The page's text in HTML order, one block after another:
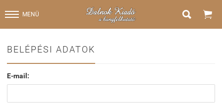
MENÜ  
BELÉPÉSI ADATOK
E-mail: